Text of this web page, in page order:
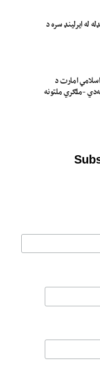
له ایرلینډ سره د
امارت د
-ملګري ملتونه